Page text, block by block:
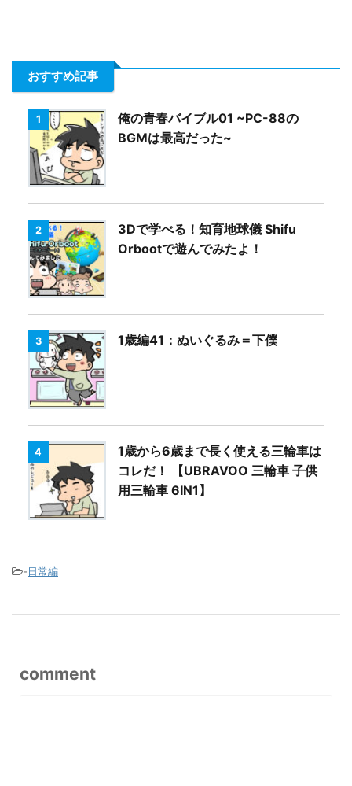
おすすめ記事
1
俺の青春バイブル01 ~PC-88の
BGMは最高だった~
2
3Dで学べる！知育地球儀 Shifu
Orbootで遊んでみたよ！
3 1歳編41：ぬいぐるみ＝下僕
4
1歳から6歳まで長く使える三輪車は
コレだ！ 【UBRAVOO 三輪車 子供
用三輪車 6IN1】
-日常編
comment